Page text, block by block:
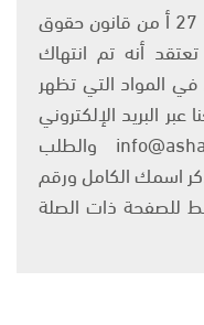
يتم الاستخدام المواد وفقًا للمادة 27 أ من قانون حقوق
وإن كنت تعتقد أنه تم انتهاك
المواد التي تظهر
البريد الإلكتروني
على العنوان التالي: info@ashams.com والطلب
اسمك الكامل ورقم
للصفحة ذات الصلة